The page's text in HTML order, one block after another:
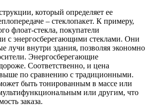
который определяет ее
– стеклопакет. К примеру,
флоат-стекла, покупатели
с энергосберегающими стеклами. Они
лучи внутри здания, позволяя экономно
Энергосберегающие
Соответственно, и цена
по сравнению с традиционными.
быть тонированным в массе или
или другим, что
заказа.